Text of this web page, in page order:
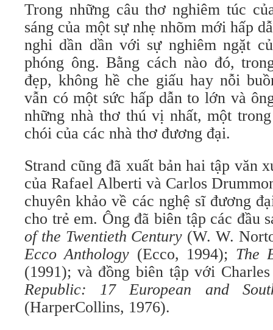
Trong những câu thơ nghiêm túc
sáng của một sự nhẹ nhõm mới hấp
nghi dần dần với sự nghiêm ngặt
phóng ông. Bằng cách nào đó,
đẹp, không hề che giấu hay nỗi
vẫn có một sức hấp dẫn to lớn và
những nhà thơ thú vị nhất, một
chói của các nhà thơ đương đại.
Strand cũng đã xuất bản hai tập văn
của Rafael Alberti và Carlos
chuyên khảo về các nghệ sĩ đương
cho trẻ em. Ông đã biên tập các đầu
of the Twentieth Century (W. W.
Ecco Anthology (Ecco, 1994); The
(1991); và đồng biên tập với
Republic: 17 European and
(HarperCollins, 1976).